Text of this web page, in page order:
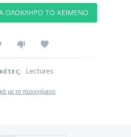
ΟΛΌΚΛΗΡΟ ΤΟ ΚΕΊΜΕΝΟ
: Lectures
με το περιεχόμενο